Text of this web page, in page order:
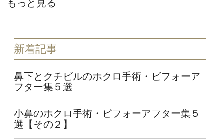
もっと見る
新着記事
鼻下とクチビルのホクロ手術・ビフォーア
フター集５選
小鼻のホクロ手術・ビフォーアフター集５
選【その２】